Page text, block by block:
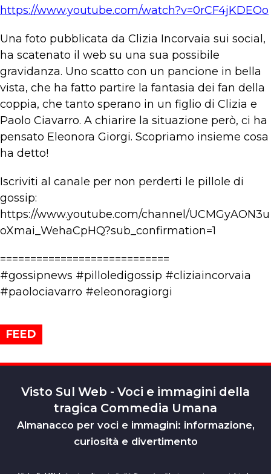
https://www.youtube.com/watch?v=0rCF4jKDEOo
Una foto pubblicata da Clizia Incorvaia sui social,
ha scatenato il web su una sua possibile
gravidanza. Uno scatto con un pancione in bella
vista, che ha fatto partire la fantasia dei fan della
coppia, che tanto sperano in un figlio di Clizia e
Paolo Ciavarro. A chiarire la situazione però, ci ha
pensato Eleonora Giorgi. Scopriamo insieme cosa
ha detto!
Iscriviti al canale per non perderti le pillole di
gossip:
https://www.youtube.com/channel/UCMGyAON3u
oXmai_WehaCpHQ?sub_confirmation=1
============================
#gossipnews #pilloledigossip #cliziaincorvaia
#paolociavarro #eleonoragiorgi
FEED
Visto Sul Web - Voci e immagini della
tragica Commedia Umana
Almanacco per voci e immagini: informazione,
curiosità e divertimento